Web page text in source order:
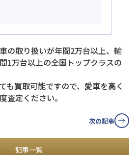
の取り扱いが年間2万台以上、輸
1万台以上の全国トップクラスの
も買取可能ですので、愛車を高く
査定ください。
記事一覧
次の記事